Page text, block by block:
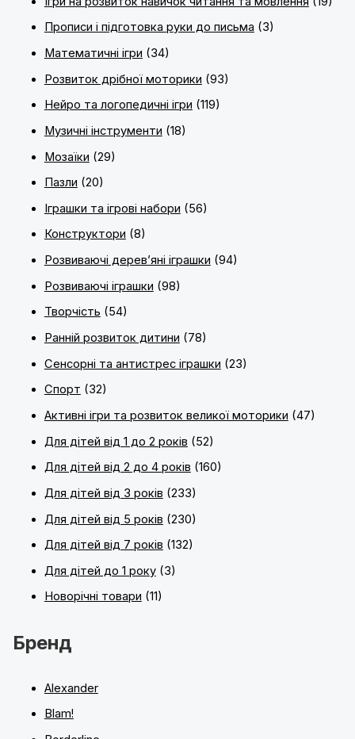
Прописи і підготовка руки до письма (3)
Математичні ігри (34)
Розвиток дрібної моторики (93)
Нейро та логопедичні ігри (119)
Музичні інструменти (18)
Мозаїки (29)
Пазли (20)
Іграшки та ігрові набори (56)
Конструктори (8)
Розвиваючі дерев’яні іграшки (94)
Розвиваючі іграшки (98)
Творчість (54)
Ранній розвиток дитини (78)
Сенсорні та антистрес іграшки (23)
Спорт (32)
Активні ігри та розвиток великої моторики (47)
Для дітей від 1 до 2 років (52)
Для дітей від 2 до 4 років (160)
Для дітей від 3 років (233)
Для дітей від 5 років (230)
Для дітей від 7 років (132)
Для дітей до 1 року (3)
Новорічні товари (11)
Бренд
Alexander
Blam!